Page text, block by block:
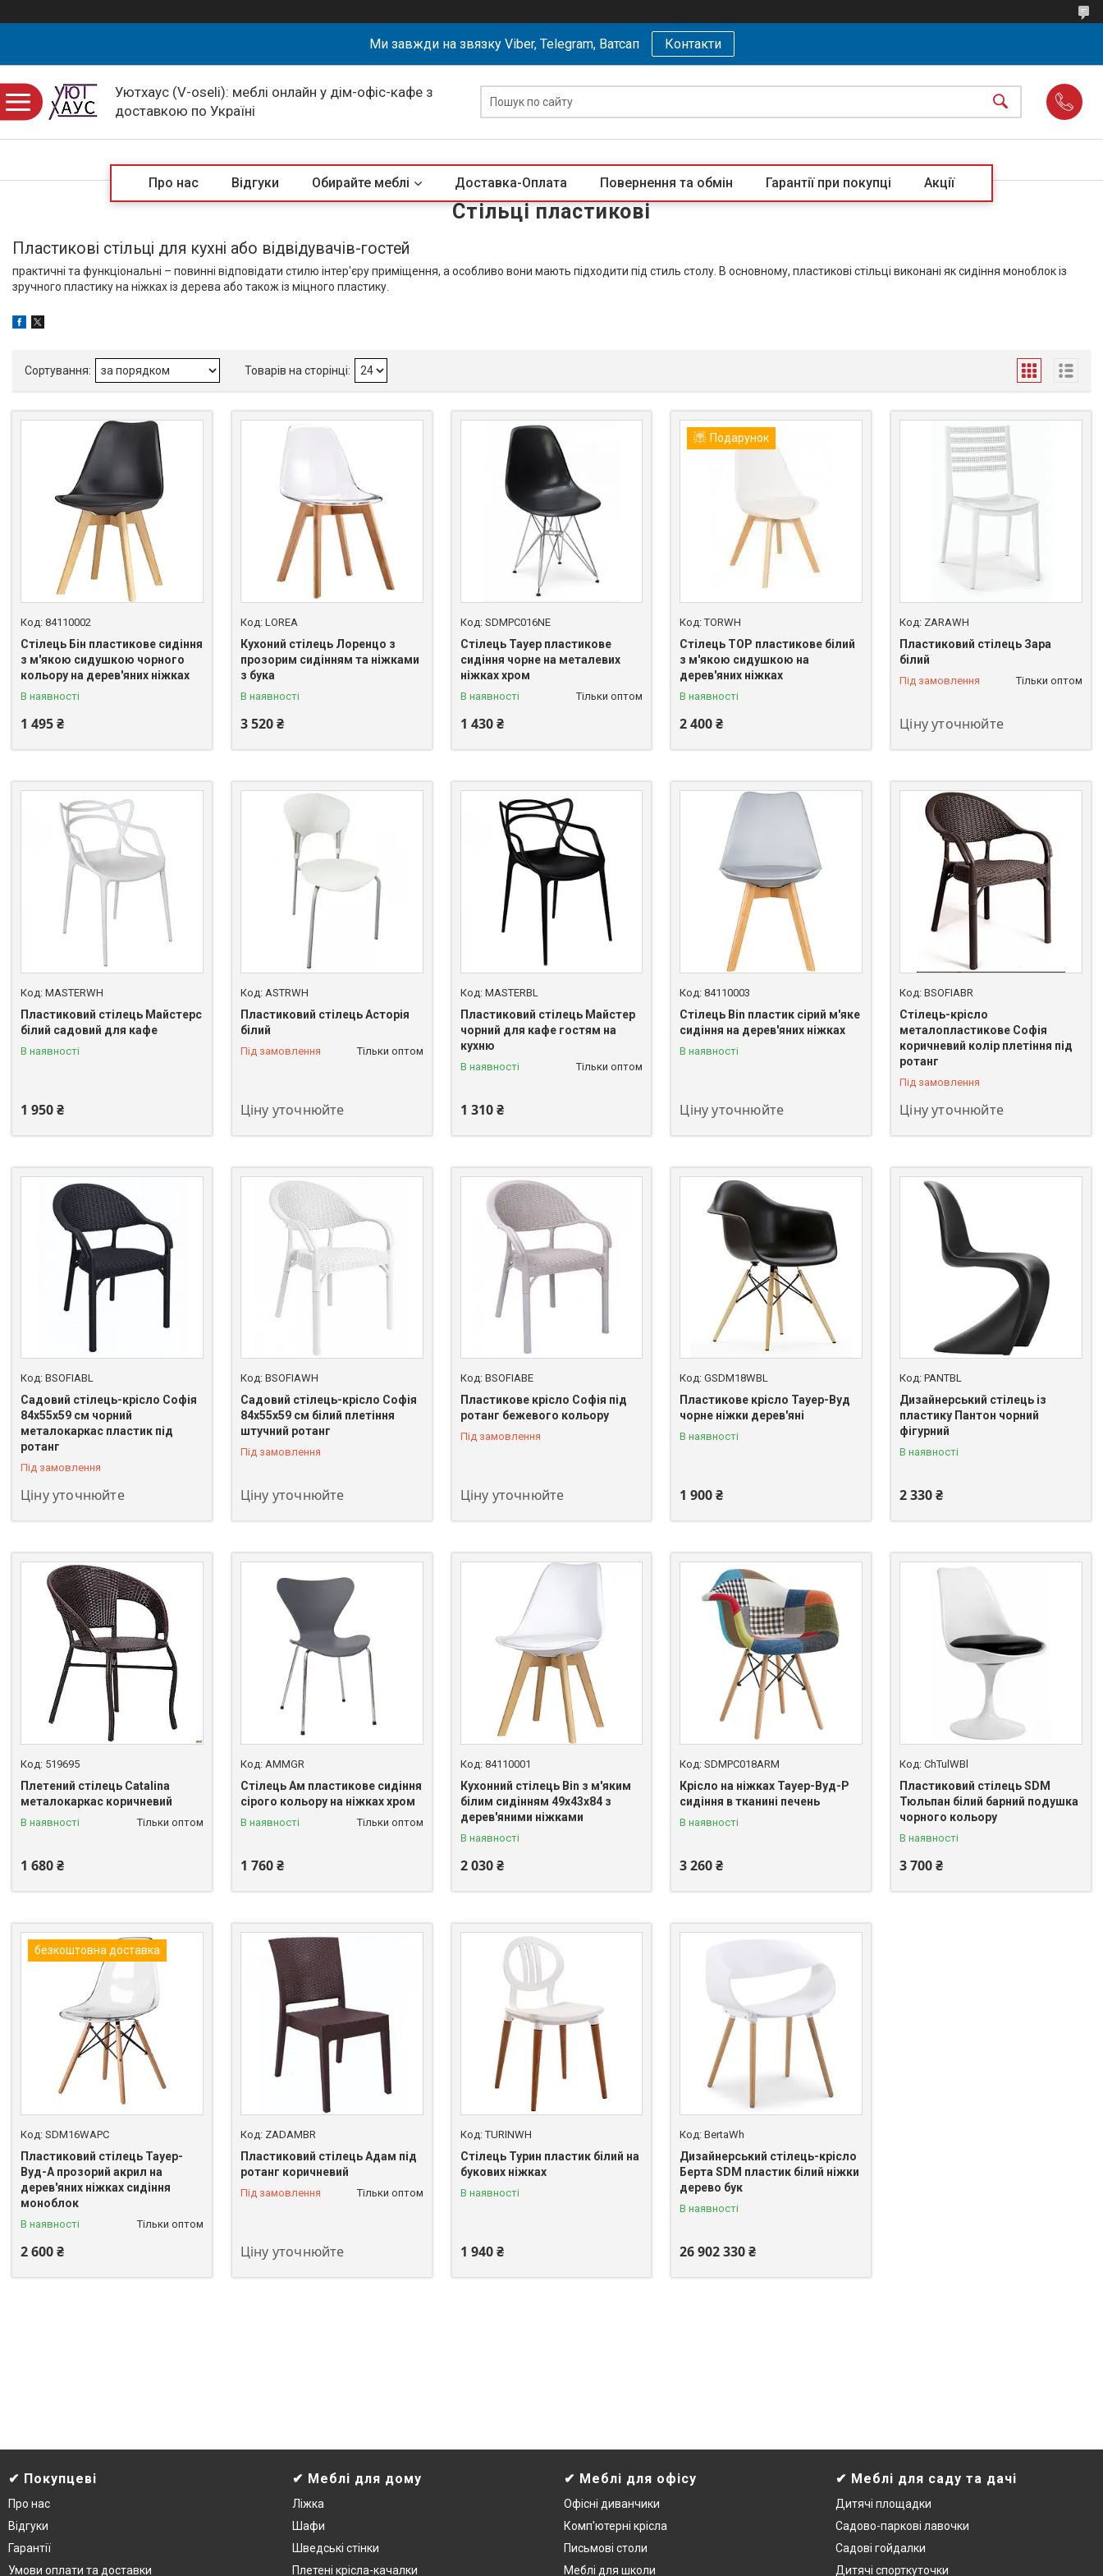
Ми завжди на звязку Viber, Telegram, Ватсап Контакти
Уютхаус (V-oseli): меблі онлайн у дім-офіс-кафе з
доставкою по Україні
Про нас Відгуки Обирайте меблі Доставка-Оплата Повернення та обмін Гарантії при покупці Акції
Стільці пластикові
Пластикові стільці для кухні або відвідувачів-гостей
практичні та функціональні – повинні відповідати стилю інтер'єру приміщення, а особливо вони мають підходити під стиль столу. В основному, пластикові стільці виконані як сидіння моноблок із
зручного пластику на ніжках із дерева або також із міцного пластику.
84110002
Стілець Бін пластикове сидіння
з м'якою сидушкою чорного
кольору на дерев'яних ніжках
В наявності
1 495 ₴
LOREА
Кухоний стілець Лоренцо з
прозорим сидінням та ніжками
з бука
В наявності
3 520 ₴
SDMРС016NE
Стілець Тауер пластикове
сидіння чорне на металевих
ніжках хром
В наявності Тільки оптом
1 430 ₴
Подарунок
TORWH
Стілець ТОР пластикове білий
з м'якою сидушкою на
дерев'яних ніжках
В наявності
2 400 ₴
ZARAWH
Пластиковий стілець Зара
білий
Під замовлення Тільки оптом
Ціну уточнюйте
MASTERWH
Пластиковий стілець Майстерс
білий садовий для кафе
В наявності
1 950 ₴
ASTRWH
Пластиковий стілець Асторія
білий
Під замовлення Тільки оптом
Ціну уточнюйте
MASTERBL
Пластиковий стілець Майстер
чорний для кафе гостям на
кухню
В наявності Тільки оптом
1 310 ₴
84110003
Стілець Bin пластик сірий м'яке
сидіння на дерев'яних ніжках
В наявності
Ціну уточнюйте
BSOFIABR
Стілець-крісло
металопластикове Софія
коричневий колір плетіння під
ротанг
Під замовлення
Ціну уточнюйте
BSOFIABL
Садовий стілець-крісло Софія
84х55х59 см чорний
металокаркас пластик під
ротанг
Під замовлення
Ціну уточнюйте
BSOFIAWH
Садовий стілець-крісло Софія
84х55х59 см білий плетіння
штучний ротанг
Під замовлення
Ціну уточнюйте
BSOFIABE
Пластикове крісло Софія під
ротанг бежевого кольору
Під замовлення
Ціну уточнюйте
GSDM18WBL
Пластикове крісло Тауер-Вуд
чорне ніжки дерев'яні
В наявності
1 900 ₴
PANTBL
Дизайнерський стілець із
пластику Пантон чорний
фігурний
В наявності
2 330 ₴
519695
Плетений стілець Catalina
металокаркас коричневий
В наявності Тільки оптом
1 680 ₴
AMMGR
Стілець Ам пластикове сидіння
сірого кольору на ніжках хром
В наявності Тільки оптом
1 760 ₴
84110001
Кухонний стілець Bin з м'яким
білим сидінням 49х43х84 з
дерев'яними ніжками
В наявності
2 030 ₴
SDMPC018ARM
Крісло на ніжках Тауер-Вуд-Р
сидіння в тканині печень
В наявності
3 260 ₴
ChTulWBl
Пластиковий стілець SDM
Тюльпан білий барний подушка
чорного кольору
В наявності
3 700 ₴
безкоштовна доставка
SDM16WAPC
Пластиковий стілець Тауер-
Вуд-А прозорий акрил на
дерев'яних ніжках сидіння
моноблок
В наявності Тільки оптом
2 600 ₴
ZADAMBR
Пластиковий стілець Адам під
ротанг коричневий
Під замовлення Тільки оптом
Ціну уточнюйте
TURINWH
Стілець Турин пластик білий на
букових ніжках
В наявності
1 940 ₴
BertaWh
Дизайнерський стілець-крісло
Берта SDM пластик білий ніжки
дерево бук
В наявності
26 902 330 ₴
✔ Покупцеві
Про нас
Відгуки
Гарантії
Умови оплати та доставки
✔ Меблі для дому
Ліжка
Шафи
Шведські стінки
Плетені крісла-качалки
✔ Меблі для офісу
Офісні диванчики
Комп'ютерні крісла
Письмові столи
Меблі для школи
✔ Меблі для саду та дачі
Дитячі площадки
Садово-паркові лавочки
Садові гойдалки
Дитячі спорткуточки